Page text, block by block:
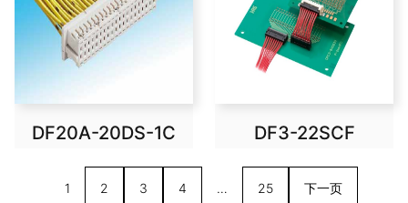
DF20A-20DS-1C DF3-22SCF
1 2 3 4 … 25 下一页